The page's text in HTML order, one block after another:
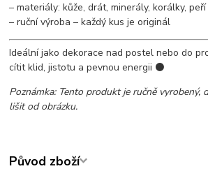
– materiály: kůže, drát, minerály, korálky, peří
– ruční výroba – každý kus je originál
Ideální jako dekorace nad postel nebo do
cítit klid, jistotu a pevnou energii ⚫
Poznámka: Tento produkt je ručně vyrobený,
lišit od obrázku.
Původ zboží